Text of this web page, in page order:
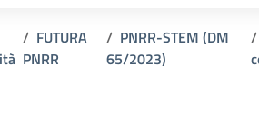
FUTURA
PNRR
PNRR-STEM (DM
65/2023)